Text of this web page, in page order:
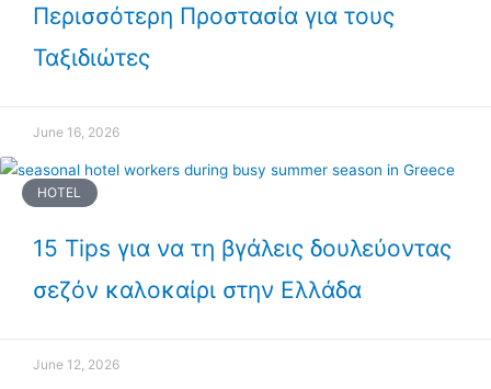
Περισσότερη Προστασία για τους
Ταξιδιώτες
June 16, 2026
HOTEL
15 Tips για να τη βγάλεις δουλεύοντας
σεζόν καλοκαίρι στην Ελλάδα
June 12, 2026